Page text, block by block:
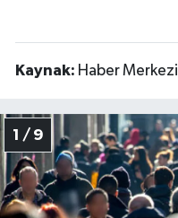
Kaynak: Haber Merkezi
1 / 9